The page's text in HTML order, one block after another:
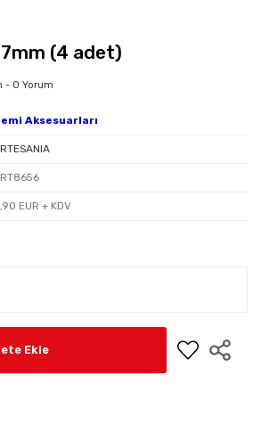
(4 adet)
- 0 Yorum
Aksesuarları
EUR + KDV
Ekle